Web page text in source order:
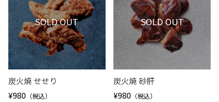
SOLD OUT
炭火焼 せせり
¥980 （税込）
SOLD OUT
炭火焼 砂肝
¥980 （税込）